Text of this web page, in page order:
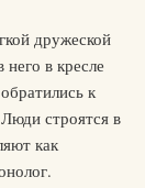
дружеской
в кресле
к
строятся в
как